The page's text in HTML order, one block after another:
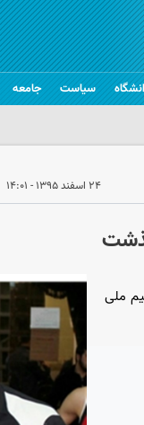
سیاست جامعه
۲۴ اسفند ۱۳۹۵ - ۱۴:۰۱
ملی